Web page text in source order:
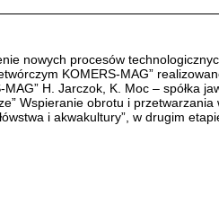
nowych procesów
KOMERS-MAG”
MAG” H. Jarczok, K. Moc – spółka
Wspieranie obrotu i przetwarzania
i akwakultury”, w drugim